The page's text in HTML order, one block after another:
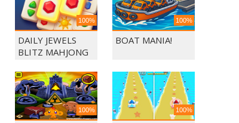
100%
DAILY JEWELS
BLITZ MAHJONG
100%
BOAT MANIA!
100% 100%